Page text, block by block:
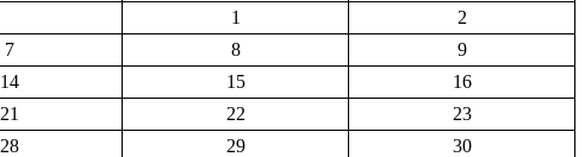
1
2
7 8
9
14 15
16
21 22
23
28 29
30